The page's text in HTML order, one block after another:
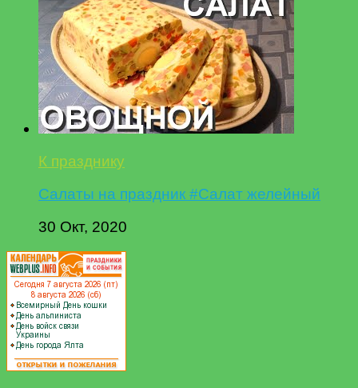
К празднику
Салаты на праздник #Салат желейный
30 Окт, 2020